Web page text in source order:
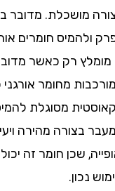
מדובר
חומרים
רק כאשר מדובר
מחומר אורגני
מסוגלת להמיס
מהירה
שכן חומר זה יכול